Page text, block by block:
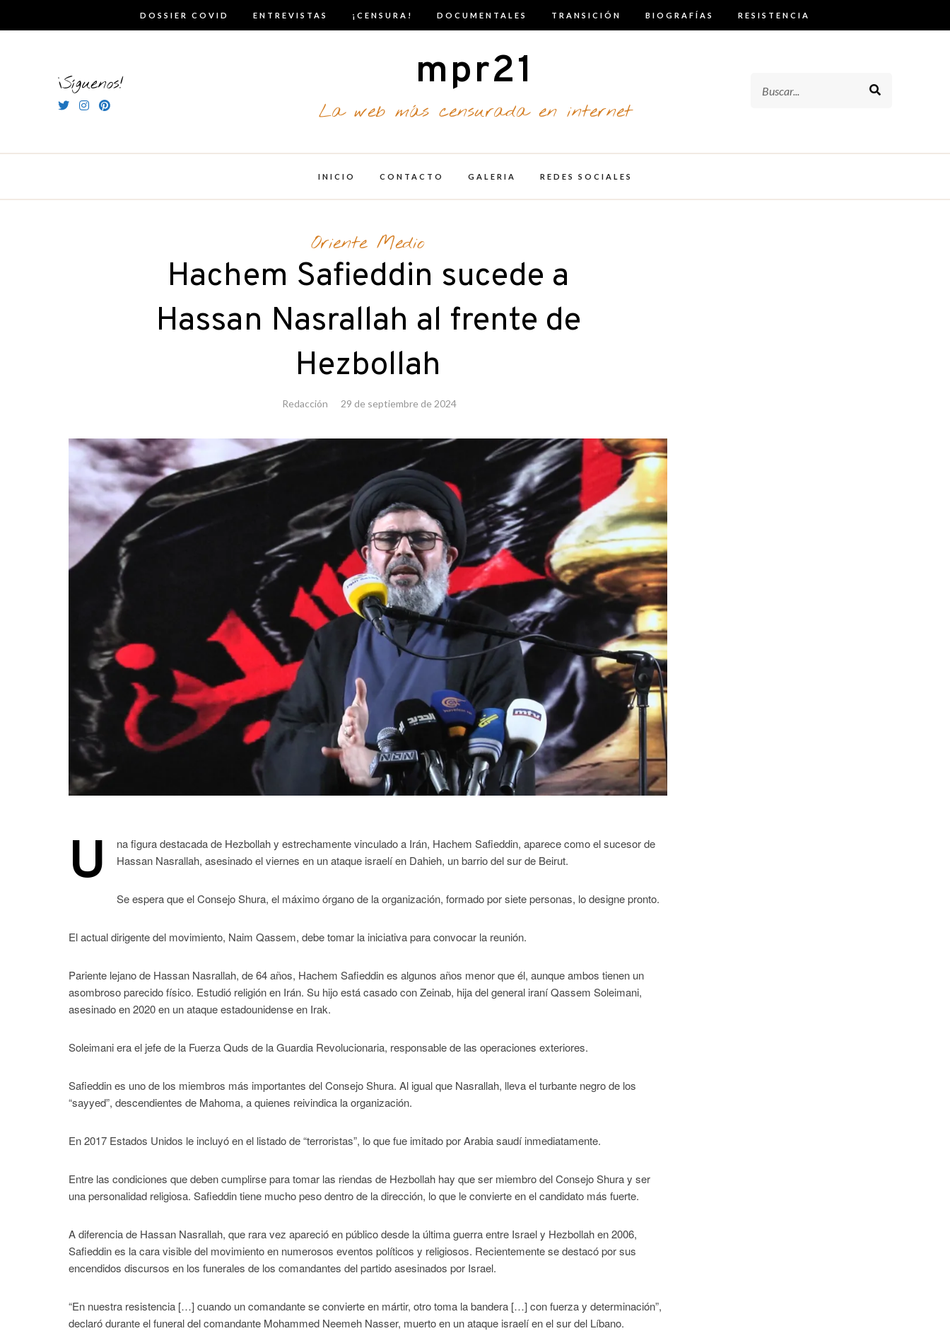
DOSSIER COVID ENTREVISTAS ¡CENSURA! DOCUMENTALES TRANSICIÓN BIOGRAFÍAS RESISTENCIA
¡Síguenos! mpr21
La web más censurada en internet
INICIO CONTACTO GALERIA REDES SOCIALES
Oriente Medio
Hachem Safieddin sucede a
Hassan Nasrallah al frente de
Hezbollah
Redacción 29 de septiembre de 2024
U
na figura destacada de Hezbollah y estrechamente vinculado a Irán, Hachem Safieddin, aparece como el sucesor de
Hassan Nasrallah, asesinado el viernes en un ataque israelí en Dahieh, un barrio del sur de Beirut.
Se espera que el Consejo Shura, el máximo órgano de la organización, formado por siete personas, lo designe pronto.
El actual dirigente del movimiento, Naim Qassem, debe tomar la iniciativa para convocar la reunión.
Pariente lejano de Hassan Nasrallah, de 64 años, Hachem Safieddin es algunos años menor que él, aunque ambos tienen un
asombroso parecido físico. Estudió religión en Irán. Su hijo está casado con Zeinab, hija del general iraní Qassem Soleimani,
asesinado en 2020 en un ataque estadounidense en Irak.
Soleimani era el jefe de la Fuerza Quds de la Guardia Revolucionaria, responsable de las operaciones exteriores.
Safieddin es uno de los miembros más importantes del Consejo Shura. Al igual que Nasrallah, lleva el turbante negro de los
“sayyed”, descendientes de Mahoma, a quienes reivindica la organización.
En 2017 Estados Unidos le incluyó en el listado de “terroristas”, lo que fue imitado por Arabia saudí inmediatamente.
Entre las condiciones que deben cumplirse para tomar las riendas de Hezbollah hay que ser miembro del Consejo Shura y ser
una personalidad religiosa. Safieddin tiene mucho peso dentro de la dirección, lo que le convierte en el candidato más fuerte.
A diferencia de Hassan Nasrallah, que rara vez apareció en público desde la última guerra entre Israel y Hezbollah en 2006,
Safieddin es la cara visible del movimiento en numerosos eventos políticos y religiosos. Recientemente se destacó por sus
encendidos discursos en los funerales de los comandantes del partido asesinados por Israel.
“En nuestra resistencia […] cuando un comandante se convierte en mártir, otro toma la bandera […] con fuerza y ​​determinación”,
declaró durante el funeral del comandante Mohammed Neemeh Nasser, muerto en un ataque israelí en el sur del Líbano.